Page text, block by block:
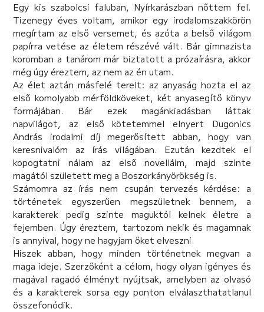
Egy kis szabolcsi faluban, Nyírkarászban nőttem fel.
Tizenegy éves voltam, amikor egy irodalomszakkörön
megírtam az első versemet, és azóta a belső világom
papírra vetése az életem részévé vált. Bár gimnazista
koromban a tanárom már biztatott a prózaírásra, akkor
még úgy éreztem, az nem az én utam.
Az élet aztán másfelé terelt: az anyaság hozta el az
első komolyabb mérföldköveket, két anyasegítő könyv
formájában. Bár ezek magánkiadásban láttak
napvilágot, az első kötetemmel elnyert Dugonics
András irodalmi díj megerősített abban, hogy van
keresnivalóm az írás világában. Ezután kezdtek el
kopogtatni nálam az első novelláim, majd szinte
magától született meg a Boszorkányörökség is.
Számomra az írás nem csupán tervezés kérdése: a
történetek egyszerűen megszületnek bennem, a
karakterek pedig szinte maguktól kelnek életre a
fejemben. Úgy éreztem, tartozom nekik és magamnak
is annyival, hogy ne hagyjam őket elveszni.
Hiszek abban, hogy minden történetnek megvan a
maga ideje. Szerzőként a célom, hogy olyan igényes és
magával ragadó élményt nyújtsak, amelyben az olvasó
és a karakterek sorsa egy ponton elválaszthatatlanul
összefonódik.